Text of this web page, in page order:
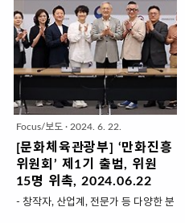
혔다.올해로 4회째인 포럼은 매년 대
한민국 문화기술과 대중문화의 흐름
을 결산하고 이듬해 트렌드를 전망하
는 자리다.포럼은 총 5개 세션으로 나
뉘어 진행된다.오는 26일에는 △문화
기술과 인공지능(AI) △대중음악 △
웹툰 세션이 열리고, 27일에는 △영
화 △드라마와 예능 세션이 이어진다.
각 세션은 해당 분야 전문가들의 발제
와 토론으로 90분간 진행된다.문화기
술과 AI 세션에는 신보슬 토탈미술관
큐레이터, 정해운 닷밀 대표, 손미미
Focus/보도 · 2024. 6. 22.
[문화체육관광부] ‘만화진흥
위원회’ 제1기 출범, 위원
15명 위촉, 2024.06.22
- 창작자, 산업계, 전문가 등 다양한 분